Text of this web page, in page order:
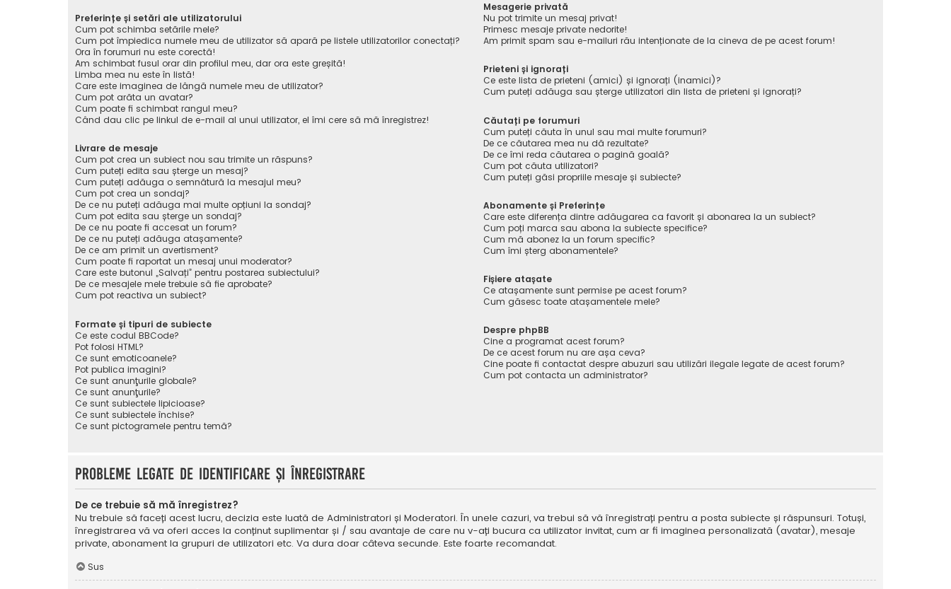
Preferințe și setări ale utilizatorului
Cum pot schimba setările mele?
Cum pot împiedica numele meu de utilizator să apară pe listele utilizatorilor conectați?
Ora în forumuri nu este corectă!
Am schimbat fusul orar din profilul meu, dar ora este greșită!
Limba mea nu este în listă!
Care este imaginea de lângă numele meu de utilizator?
Cum pot arăta un avatar?
Cum poate fi schimbat rangul meu?
Când dau clic pe linkul de e-mail al unui utilizator, el îmi cere să mă înregistrez!
Livrare de mesaje
Cum pot crea un subiect nou sau trimite un răspuns?
Cum puteți edita sau șterge un mesaj?
Cum puteți adăuga o semnătură la mesajul meu?
Cum pot crea un sondaj?
De ce nu puteți adăuga mai multe opțiuni la sondaj?
Cum pot edita sau șterge un sondaj?
De ce nu poate fi accesat un forum?
De ce nu puteți adăuga atașamente?
De ce am primit un avertisment?
Cum poate fi raportat un mesaj unui moderator?
Care este butonul „Salvați” pentru postarea subiectului?
De ce mesajele mele trebuie să fie aprobate?
Cum pot reactiva un subiect?
Formate și tipuri de subiecte
Ce este codul BBCode?
Pot folosi HTML?
Ce sunt emoticoanele?
Pot publica imagini?
Ce sunt anunţurile globale?
Ce sunt anunţurile?
Ce sunt subiectele lipicioase?
Ce sunt subiectele închise?
Ce sunt pictogramele pentru temă?
Mesagerie privată
Nu pot trimite un mesaj privat!
Primesc mesaje private nedorite!
Am primit spam sau e-mailuri rău intenționate de la cineva de pe acest forum!
Prieteni și ignorați
Ce este lista de prieteni (amici) și ignorați (inamici)?
Cum puteți adăuga sau șterge utilizatori din lista de prieteni și ignorați?
Căutați pe forumuri
Cum puteți căuta în unul sau mai multe forumuri?
De ce căutarea mea nu dă rezultate?
De ce îmi reda căutarea o pagină goală?
Cum pot căuta utilizatori?
Cum puteți găsi propriile mesaje și subiecte?
Abonamente și Preferințe
Care este diferența dintre adăugarea ca favorit și abonarea la un subiect?
Cum poți marca sau abona la subiecte specifice?
Cum mă abonez la un forum specific?
Cum îmi șterg abonamentele?
Fișiere atașate
Ce atașamente sunt permise pe acest forum?
Cum găsesc toate atașamentele mele?
Despre phpBB
Cine a programat acest forum?
De ce acest forum nu are așa ceva?
Cine poate fi contactat despre abuzuri sau utilizări ilegale legate de acest forum?
Cum pot contacta un administrator?
Probleme legate de identificare și înregistrare
De ce trebuie să mă înregistrez?
Nu trebuie să faceți acest lucru, decizia este luată de Administratori și Moderatori. În unele cazuri, va trebui să vă înregistrați pentru a posta subiecte și răspunsuri. Totuși,
înregistrarea vă va oferi acces la conținut suplimentar și / sau avantaje de care nu v-ați bucura ca utilizator invitat, cum ar fi imaginea personalizată (avatar), mesaje
private, abonament la grupuri de utilizatori etc. Va dura doar câteva secunde. Este foarte recomandat.
Sus